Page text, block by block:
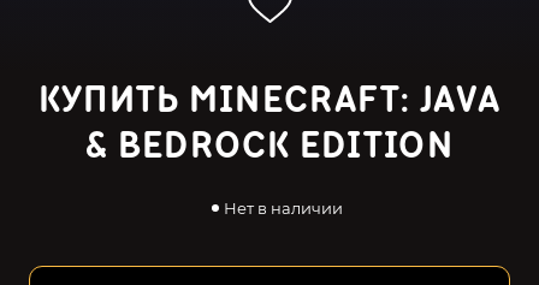
КУПИТЬ MINECRAFT: JAVA
& BEDROCK EDITION
Нет в наличии